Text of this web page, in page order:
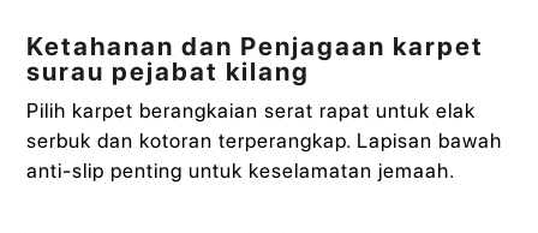
Ketahanan dan Penjagaan karpet
surau pejabat kilang
Pilih karpet berangkaian serat rapat untuk elak
serbuk dan kotoran terperangkap. Lapisan bawah
anti-slip penting untuk keselamatan jemaah.